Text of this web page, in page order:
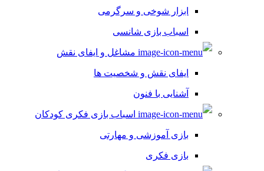
ابزار شوخی و سرگرمی
اسباب بازی شانسی
مشاغل و ایفای نقش
ایفای نقش و شخصیت ها
آشنایی با فنون
اسباب بازی فکری کودکان
بازی آموزشی و مهارتی
بازی فکری